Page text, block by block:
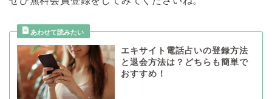
エキサイト電話占いの登録方法
と退会方法は？どちらも簡単で
おすすめ！